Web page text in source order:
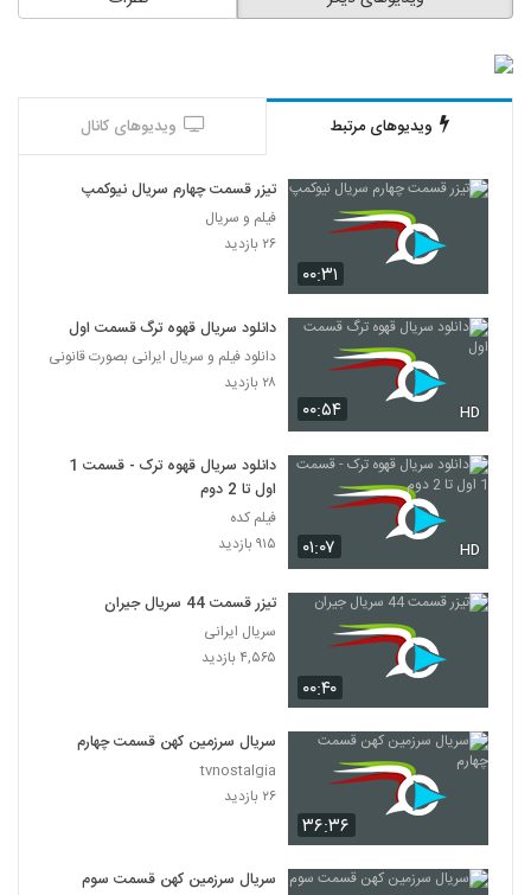
ویدیوهای مرتبط ویدیوهای کانال
۰۰:۳۱
تیزر قسمت چهارم سریال نیوکمپ
فیلم و سریال
۲۶ بازدید
۰۰:۵۴ HD
دانلود سریال قهوه ترگ قسمت اول
دانلود فیلم و سریال ایرانی بصورت قانونی
۲۸ بازدید
۰۱:۰۷ HD
دانلود سریال قهوه ترک - قسمت 1
اول تا 2 دوم
فیلم کده
۹۱۵ بازدید
۰۰:۴۰
تیزر قسمت 44 سریال جیران
سریال ایرانی
۴,۵۶۵ بازدید
۳۶:۳۶
سریال سرزمین کهن قسمت چهارم
tvnostalgia
۲۶ بازدید
سریال سرزمین کهن قسمت سوم